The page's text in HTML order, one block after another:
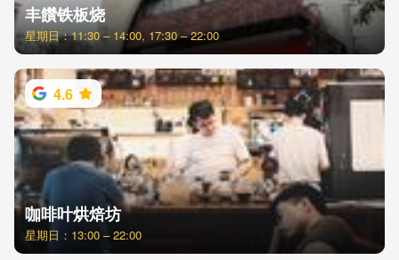
丰饡铁板烧
星期日：11:30 – 14:00, 17:30 – 22:00
4.6
咖啡叶烘焙坊
星期日：13:00 – 22:00